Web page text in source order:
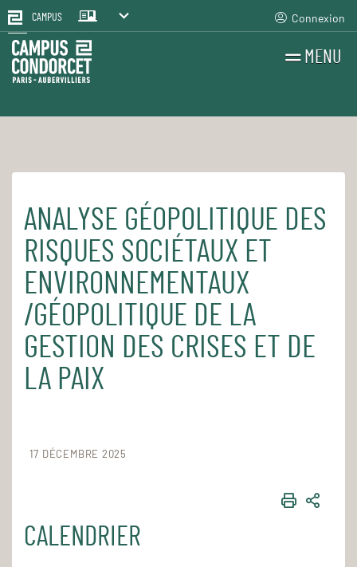
CAMPUS Connexion
MENU
Accueil Pour le quotidien Les cours et séminaires
ANALYSE GÉOPOLITIQUE DES
RISQUES SOCIÉTAUX ET
ENVIRONNEMENTAUX
/GÉOPOLITIQUE DE LA
GESTION DES CRISES ET DE
LA PAIX
17 DÉCEMBRE 2025
CALENDRIER